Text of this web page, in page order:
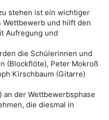
stehen ist ein wichtiger
und hilft den
Aufregung und
die Schülerinnen und
(Blockflöte), Peter Mokroß
Kirschbaum (Gitarre)
an der Wettbewerbsphase
die diesmal in